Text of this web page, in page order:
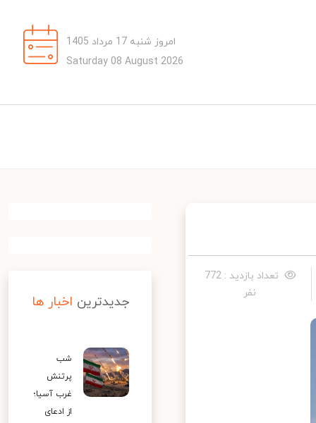
امروز شنبه 17 مرداد 1405
Saturday 08 August 2026
تعداد بازدید : 772
نفر
جدیدترین اخبار ها
شب
پرتنش
غرب آسیا؛
از ادعای